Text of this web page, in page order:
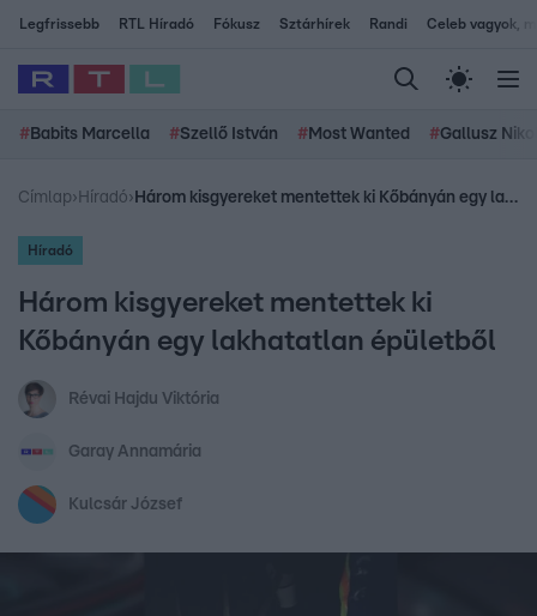
Legfrissebb RTL Híradó Fókusz Sztárhírek Randi Celeb vagyok,
# Babits Marcella #Szellő István # Most Wanted #Gallusz
Címlap› Híradó› Három kisgyereket mentettek ki Kőbányán egy lakhatatlan épületből
Híradó
Három kisgyereket mentettek ki
Kőbányán egy lakhatatlan épületből
Révai Hajdu Viktória
Garay Annamária
Kulcsár József